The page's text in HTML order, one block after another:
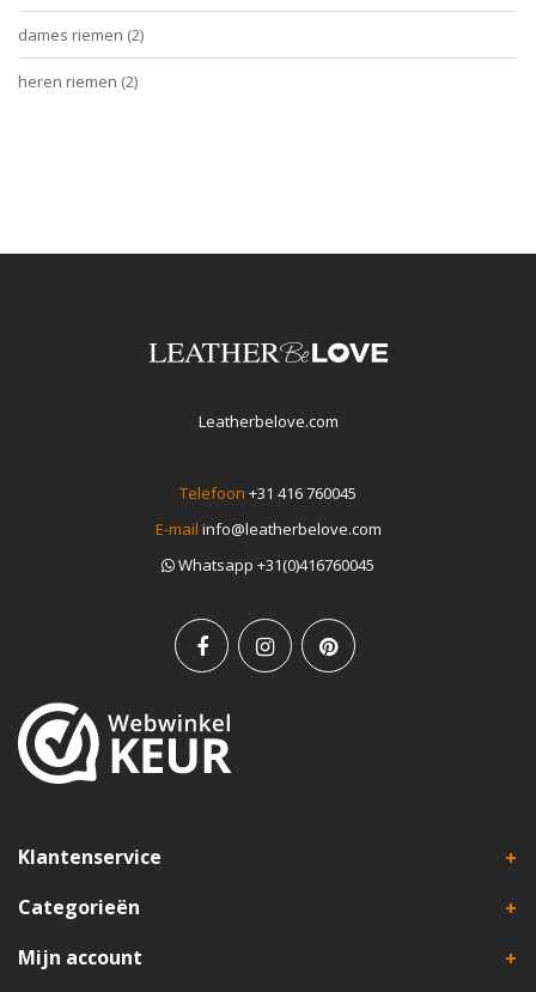
dames riemen (2)
heren riemen (2)
Leatherbelove.com
Telefoon +31 416 760045
E-mail info@leatherbelove.com
Whatsapp +31(0)416760045
Klantenservice
Categorieën
Mijn account